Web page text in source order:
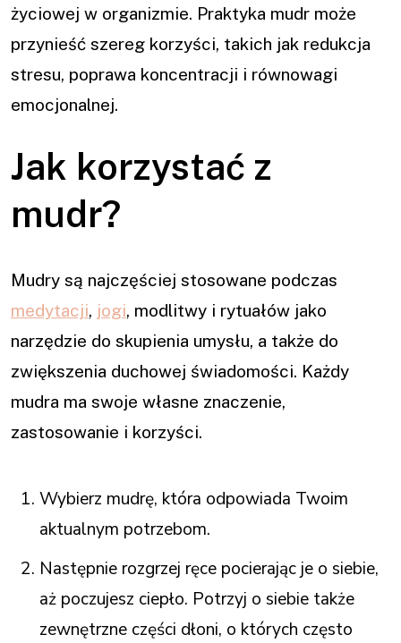
życiowej w organizmie. Praktyka mudr może
przynieść szereg korzyści, takich jak redukcja
stresu, poprawa koncentracji i równowagi
emocjonalnej.
Jak korzystać z
mudr?
Mudry są najczęściej stosowane podczas
medytacji, jogi, modlitwy i rytuałów jako
narzędzie do skupienia umysłu, a także do
zwiększenia duchowej świadomości. Każdy
mudra ma swoje własne znaczenie,
zastosowanie i korzyści.
Wybierz mudrę, która odpowiada Twoim
aktualnym potrzebom.
Następnie rozgrzej ręce pocierając je o siebie,
aż poczujesz ciepło. Potrzyj o siebie także
zewnętrzne części dłoni, o których często